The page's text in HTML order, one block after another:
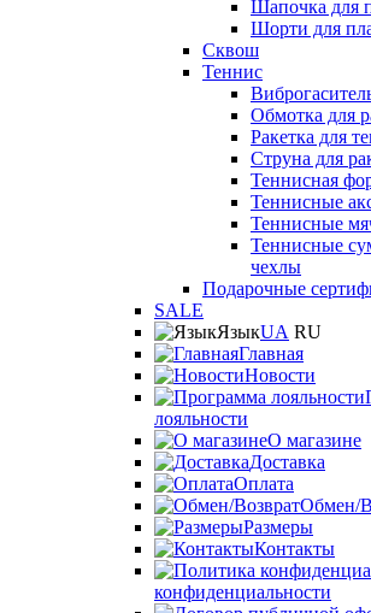
Шапочка для
Шорти для
Сквош
Теннис
Обмотка для
Ракетка для
Струна для
Теннисная
Теннисные
Теннисные
Теннисные
чехлы
Подарочные
SALE
ЯзыкUA RU
Главная
Новости
лояльности
О магазине
Доставка
Оплата
Обмен/
Размеры
Контакты
конфиденциальности